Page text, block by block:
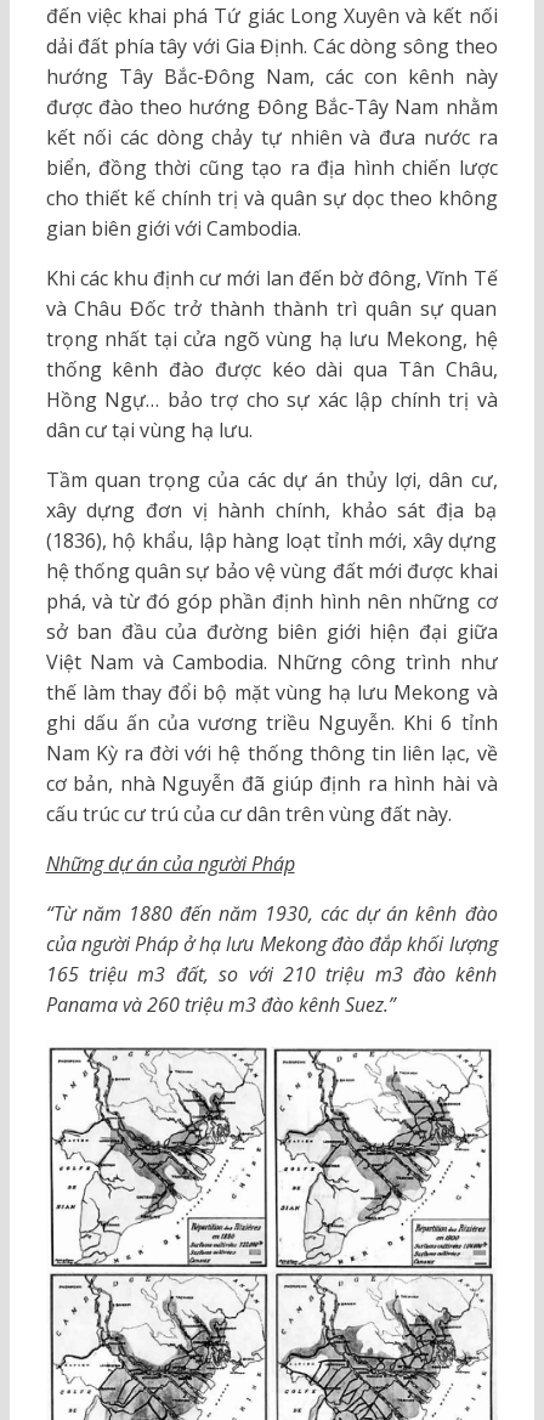
đến việc khai phá Tứ giác Long Xuyên và kết nối
dải đất phía tây với Gia Định. Các dòng sông theo
hướng Tây Bắc-Đông Nam, các con kênh này
được đào theo hướng Đông Bắc-Tây Nam nhằm
kết nối các dòng chảy tự nhiên và đưa nước ra
biển, đồng thời cũng tạo ra địa hình chiến lược
cho thiết kế chính trị và quân sự dọc theo không
gian biên giới với Cambodia.
Khi các khu định cư mới lan đến bờ đông, Vĩnh Tế
và Châu Đốc trở thành thành trì quân sự quan
trọng nhất tại cửa ngõ vùng hạ lưu Mekong, hệ
thống kênh đào được kéo dài qua Tân Châu,
Hồng Ngự… bảo trợ cho sự xác lập chính trị và
dân cư tại vùng hạ lưu.
Tầm quan trọng của các dự án thủy lợi, dân cư,
xây dựng đơn vị hành chính, khảo sát địa bạ
(1836), hộ khẩu, lập hàng loạt tỉnh mới, xây dựng
hệ thống quân sự bảo vệ vùng đất mới được khai
phá, và từ đó góp phần định hình nên những cơ
sở ban đầu của đường biên giới hiện đại giữa
Việt Nam và Cambodia. Những công trình như
thế làm thay đổi bộ mặt vùng hạ lưu Mekong và
ghi dấu ấn của vương triều Nguyễn. Khi 6 tỉnh
Nam Kỳ ra đời với hệ thống thông tin liên lạc, về
cơ bản, nhà Nguyễn đã giúp định ra hình hài và
cấu trúc cư trú của cư dân trên vùng đất này.
Những dự án của người Pháp
“Từ năm 1880 đến năm 1930, các dự án kênh đào
của người Pháp ở hạ lưu Mekong đào đắp khối lượng
165 triệu m3 đất, so với 210 triệu m3 đào kênh
Panama và 260 triệu m3 đào kênh Suez.”